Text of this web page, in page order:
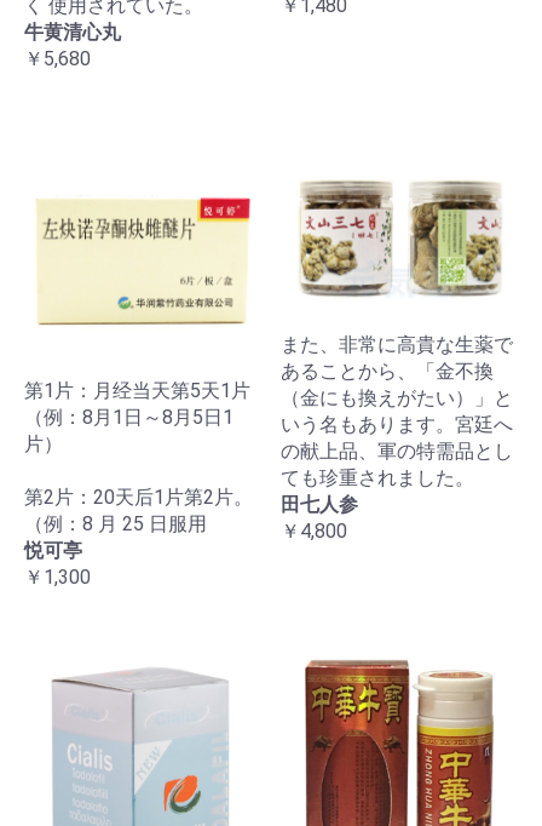
く 使用されていた。
牛黄清心丸
￥5,680
￥1,480
第1片：月经当天第5天1片
（例：8月1日～8月5日1
片）
第2片：20天后1片第2片。
（例：8 月 25 日服用
悦可亭
￥1,300
また、非常に高貴な生薬で
あることから、「金不換
（金にも換えがたい）」と
いう名もあります。宮廷へ
の献上品、軍の特需品とし
ても珍重されました。
田七人参
￥4,800